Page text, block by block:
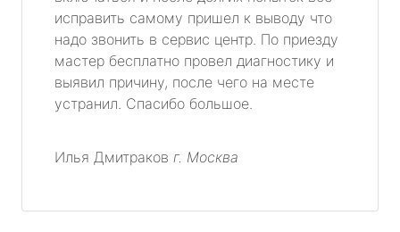
исправить самому пришел к выводу что
надо звонить в сервис центр. По приезду
мастер бесплатно провел диагностику и
выявил причину, после чего на месте
устранил. Спасибо большое.
Илья Дмитраков г. Москва